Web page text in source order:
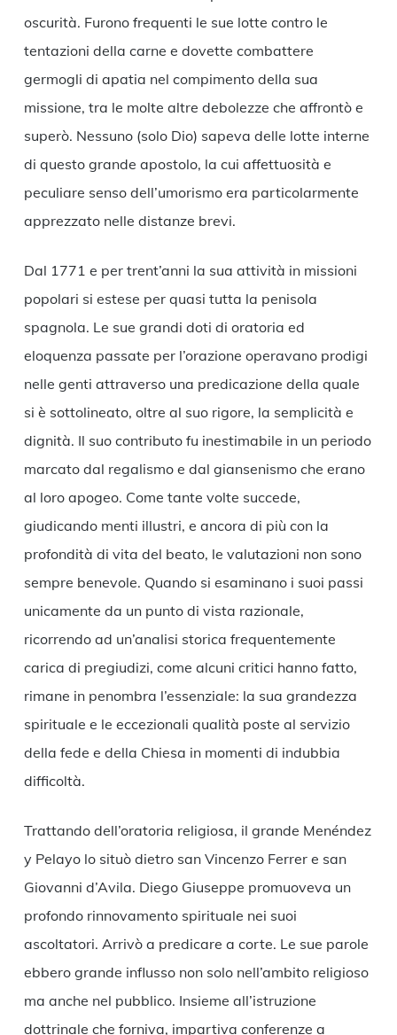
oscurità. Furono frequenti le sue lotte contro le
tentazioni della carne e dovette combattere
germogli di apatia nel compimento della sua
missione, tra le molte altre debolezze che affrontò e
superò. Nessuno (solo Dio) sapeva delle lotte interne
di questo grande apostolo, la cui affettuosità e
peculiare senso dell’umorismo era particolarmente
apprezzato nelle distanze brevi.
Dal 1771 e per trent’anni la sua attività in missioni
popolari si estese per quasi tutta la penisola
spagnola. Le sue grandi doti di oratoria ed
eloquenza passate per l’orazione operavano prodigi
nelle genti attraverso una predicazione della quale
si è sottolineato, oltre al suo rigore, la semplicità e
dignità. Il suo contributo fu inestimabile in un periodo
marcato dal regalismo e dal giansenismo che erano
al loro apogeo. Come tante volte succede,
giudicando menti illustri, e ancora di più con la
profondità di vita del beato, le valutazioni non sono
sempre benevole. Quando si esaminano i suoi passi
unicamente da un punto di vista razionale,
ricorrendo ad un’analisi storica frequentemente
carica di pregiudizi, come alcuni critici hanno fatto,
rimane in penombra l’essenziale: la sua grandezza
spirituale e le eccezionali qualità poste al servizio
della fede e della Chiesa in momenti di indubbia
difficoltà.
Trattando dell’oratoria religiosa, il grande Menéndez
y Pelayo lo situò dietro san Vincenzo Ferrer e san
Giovanni d’Avila. Diego Giuseppe promuoveva un
profondo rinnovamento spirituale nei suoi
ascoltatori. Arrivò a predicare a corte. Le sue parole
ebbero grande influsso non solo nell’ambito religioso
ma anche nel pubblico. Insieme all’istruzione
dottrinale che forniva, impartiva conferenze a